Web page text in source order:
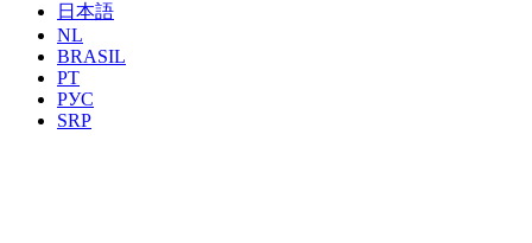
日本語
NL
BRASIL
PT
РУС
SRP